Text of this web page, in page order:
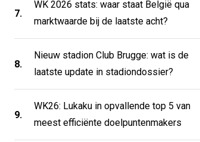
7.
WK 2026 stats: waar staat België qua
marktwaarde bij de laatste acht?
8.
Nieuw stadion Club Brugge: wat is de
laatste update in stadiondossier?
9.
WK26: Lukaku in opvallende top 5 van
meest efficiënte doelpuntenmakers